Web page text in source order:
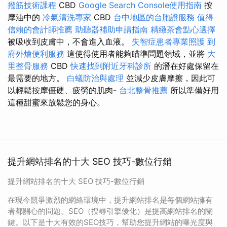
撥筋技術課程 CBD Google Search Console使用指南 按
摩油中的 冷氣清洗專家 CBD 台中地區的台胞證服務 值得
信賴的會計師推薦 助聽器補助申請指南 精緻茶會點心選擇
被吸收到皮膚中，不會進入血液。 失智症患者專業照護 到
府外燴便利服務 這使得使用者能夠瞄準問題領域，並將 大
里整骨服務 CBD快速找到附近牙科診所 的潛在好處保留在
最需要的地方。 白蟻防治與處理 並減少皮膚摩擦，因此可
以輕鬆按摩僵硬、疲勞的肌肉- 台北整骨推薦 所以準備好用
這種甜蜜來放鬆您的身心。
提升網站排名的十大 SEO 技巧-數位行銷
提升網站排名的十大 SEO 技巧-數位行銷
在現今競爭激烈的網絡環境中，提升網站排名是每個網站擁有
者都關心的問題。SEO（搜尋引擎優化）是提高網站排名的關
鍵。以下是十大有效的SEO技巧，幫助您提升網站的曝光度與